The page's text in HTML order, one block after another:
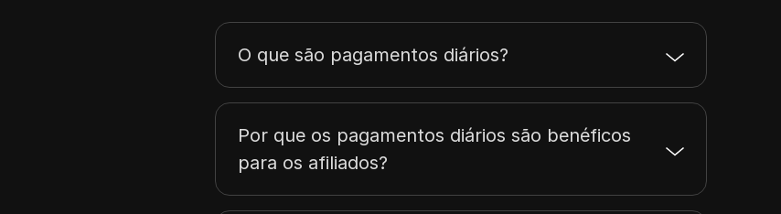
O que são pagamentos diários?
Por que os pagamentos diários são benéficos
para os afiliados?